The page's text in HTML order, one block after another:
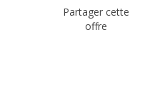
Partager cette
offre